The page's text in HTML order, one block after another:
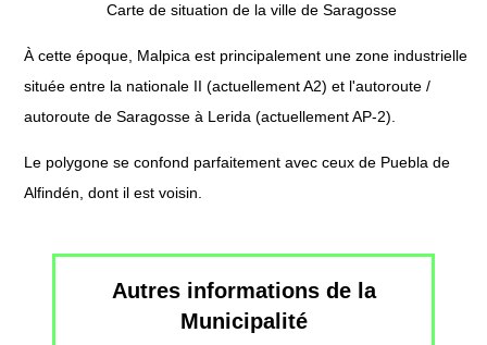
Carte de situation de la ville de Saragosse
À cette époque, Malpica est principalement une zone industrielle
située entre la nationale II (actuellement A2) et l'autoroute /
autoroute de Saragosse à Lerida (actuellement AP-2).
Le polygone se confond parfaitement avec ceux de Puebla de
Alfindén, dont il est voisin.
Autres informations de la
Municipalité